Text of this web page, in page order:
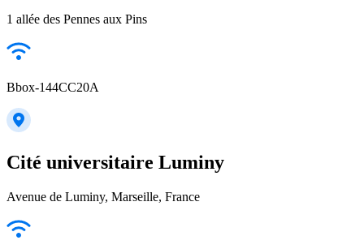
1 allée des Pennes aux Pins
Bbox-144CC20A
Cité universitaire Luminy
Avenue de Luminy, Marseille, France